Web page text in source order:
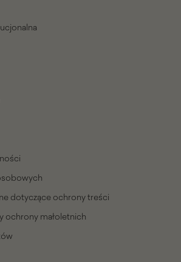
dotyczące ochrony treści
ochrony małoletnich